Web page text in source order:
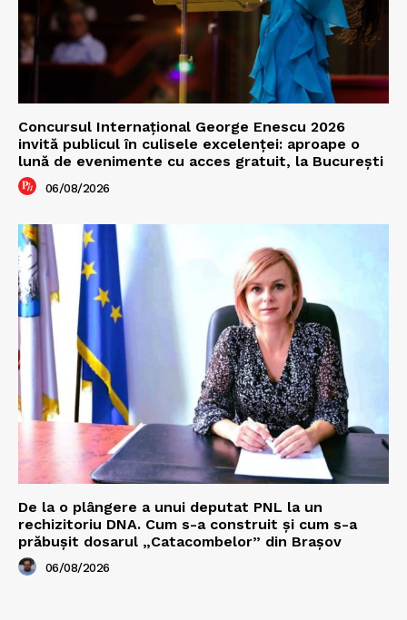
Concursul Internațional George Enescu 2026
invită publicul în culisele excelenței: aproape o
lună de evenimente cu acces gratuit, la București
06/08/2026
De la o plângere a unui deputat PNL la un
rechizitoriu DNA. Cum s-a construit și cum s-a
prăbușit dosarul „Catacombelor” din Brașov
06/08/2026